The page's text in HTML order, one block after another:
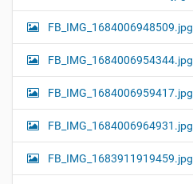
FB_IMG_1684006948509.jpg
FB_IMG_1684006954344.jpg
FB_IMG_1684006959417.jpg
FB_IMG_1684006964931.jpg
FB_IMG_1683911919459.jpg